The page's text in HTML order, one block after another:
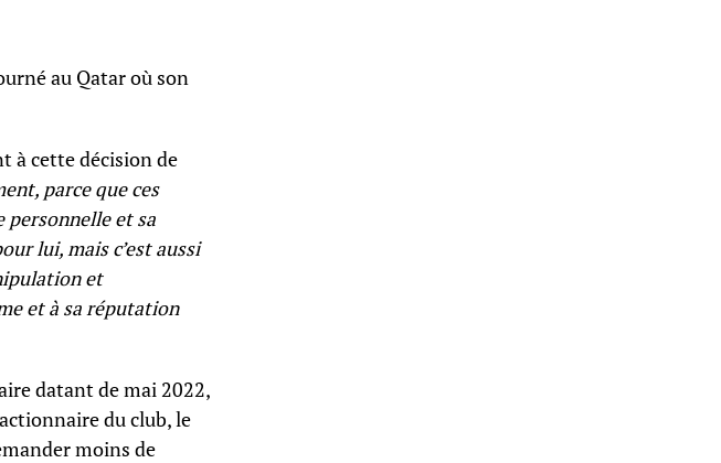
au Qatar où son
à cette décision de
parce que ces
personnelle et sa
lui, mais c’est aussi
et
et à sa réputation
datant de mai 2022,
du club, le
moins de